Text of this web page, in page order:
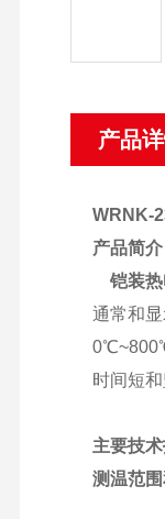
产品
WRNK-
产品简
铠装
通常和
时间短
主要技
测温范